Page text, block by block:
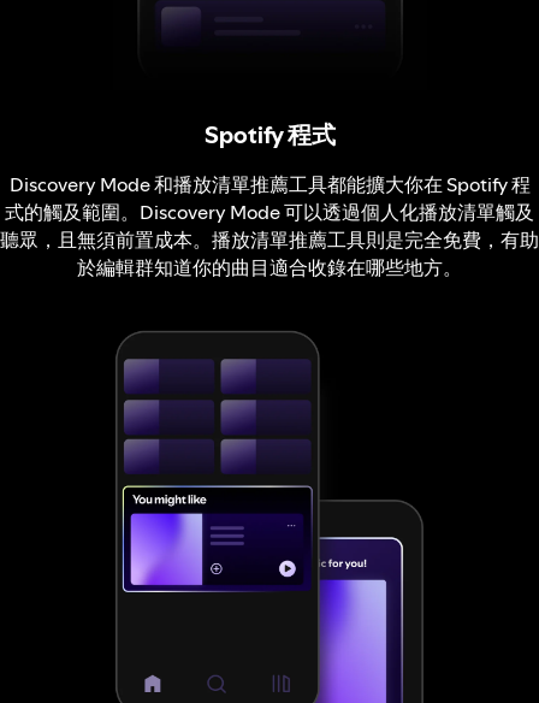
Spotify 程式
Discovery Mode 和播放清單推薦工具都能擴大你在 Spotify 程
式的觸及範圍。Discovery Mode 可以透過個人化播放清單觸及
聽眾，且無須前置成本。播放清單推薦工具則是完全免費，有助
於編輯群知道你的曲目適合收錄在哪些地方。